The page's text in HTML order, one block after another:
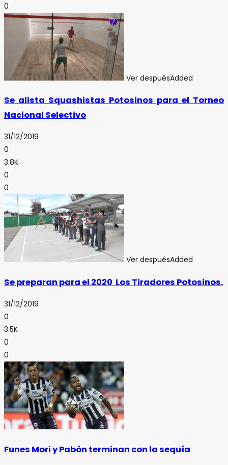
0
Ver despuésAdded
Se alista Squashistas Potosinos para el Torneo
Nacional Selectivo
31/12/2019
0
3.8K
0
0
Ver despuésAdded
Se preparan para el 2020 Los Tiradores Potosinos.
31/12/2019
0
3.5K
0
0
Funes Mori y Pabón terminan con la sequía